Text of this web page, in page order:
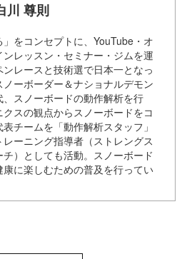
川 尊則
」をコンセプトに、YouTube・オ
レッスン・セミナー・ジムを運
レースと技術選で日本一となっ
ーボーダー＆ナショナルデモン
スノーボードの動作解析を行
スの観点からスノーボードをコ
チームを「動作解析スタッフ」
ーニング指導者（ストレングス
）としても活動。スノーボード
に楽しむための普及を行ってい